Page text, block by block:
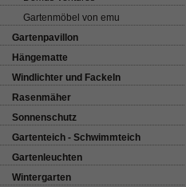
Gartenmöbel von emu
Gartenpavillon
Hängematte
Windlichter und Fackeln
Rasenmäher
Sonnenschutz
Gartenteich - Schwimmteich
Gartenleuchten
Wintergarten